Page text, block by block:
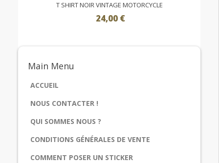
T SHIRT NOIR VINTAGE MOTORCYCLE
24,00 €
Main Menu
ACCUEIL
NOUS CONTACTER !
QUI SOMMES NOUS ?
CONDITIONS GÉNÉRALES DE VENTE
COMMENT POSER UN STICKER